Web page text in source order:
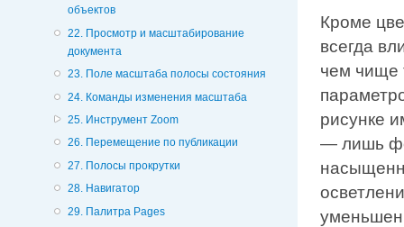
объектов
22. Просмотр и масштабирование
документа
23. Поле масштаба полосы состояния
24. Команды изменения масштаба
25. Инструмент Zoom
26. Перемещение по публикации
27. Полосы прокрутки
28. Навигатор
29. Палитра Pages
Кроме
всегда
чем чище
рисунке
— лишь